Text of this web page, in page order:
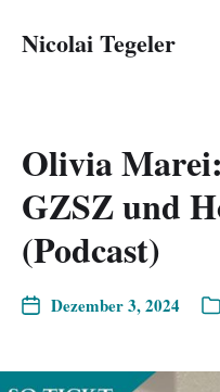
Nicolai Tegeler
Olivia
GZSZ und
(Podcast)
Dezember 3, 2024